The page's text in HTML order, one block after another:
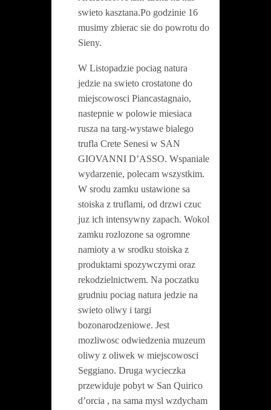
swieto kasztana.Po godzinie 16
musimy zbierac sie do powrotu do
Sieny.
W Listopadzie pociag natura
jedzie na swieto crostatone do
miejscowosci Piancastagnaio,
nastepnie w polowie miesiaca
rusza na targ-wystawe bialego
trufla Crete Senesi w SAN
GIOVANNI D’ASSO. Wspaniale
wydarzenie, polecam wszystkim.
W srodu zamku ustawione sa
stoiska z truflami, od drzwi czuc
juz ich intensywny zapach. Wokol
zamku rozlozone sa ogromne
namioty a w srodku stoiska z
produktami spozywczymi oraz
rekodzielnictwem. Na poczatku
grudniu pociag natura jedzie na
swieto oliwy i targi
bozonarodzeniowe. Jest
mozliwosc odwiedzenia muzeum
oliwy z oliwek w miejscowosci
Seggiano. Druga wycieczka
przewiduje pobyt w San Quirico
d’orcia , na sama mysl wzdycham